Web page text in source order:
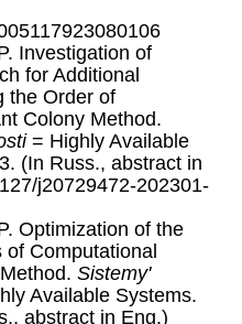
Investigation of
for Additional
the Order of
Colony Method.
= Highly Available
(In Russ., abstract in
j20729472-202301-
Optimization of the
Computational
Sistemy'
Available Systems.
abstract in Eng.)